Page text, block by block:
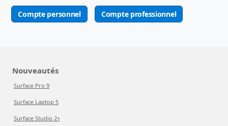
Compte personnel Compte professionnel
Nouveautés
Surface Pro 9
Surface Laptop 5
Surface Studio 2+